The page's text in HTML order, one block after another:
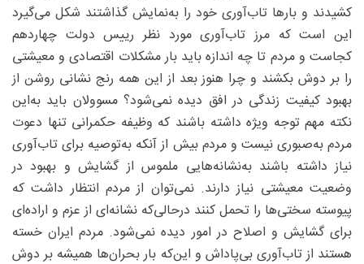
کشیدند و بارها تاب‌آوری خود را به‌نمایش گذاشتند شکل می‌گیرد
این است که مرز تاب‌آوری مورد نظر رییس دولت چهاردهم
کجاست و مردم تا چه اندازه باید بار مشکلات اقتصادی و معیشتی
را بر دوش بکشند و چرا هنوز بعد از این همه رنج نشانی روشن از
بهبود کیفیت زندگی در افق دیده نمی‌شود؟ مسوولان باید به‌این
نکته مهم توجه ویژه داشته باشند که وظیفه حکمرانی تنها دعوت
مردم به‌صبوری نیست و مردم بیش از آنکه به‌توصیه برای تاب‌آوری
نیاز داشته باشند به‌نشانه‌هایی ملموس از گشایش و بهبود در
وضعیت معیشتی نیاز دارند. نمی‌توان از مردم انتظار داشت که
پیوسته سختی‌ها را تحمل کنند درحالی‌که نشانه‌ای از عزم و اراده‌ای
برای گشایش و اصلاح در امور دیده نمی‌شود. مردم ایران خسته‌
هستند از تاب‌آوری بی‌پاداش و این‌که بار بحران‌ها همیشه بر دوش